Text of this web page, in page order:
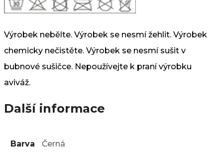
Výrobek nebělte. Výrobek se nesmí žehlit. Výrobek
chemicky nečistěte. Výrobek se nesmí sušit v
bubnové sušičce. Nepoužívejte k praní výrobku
aviváž.
Další informace
Barva Černá